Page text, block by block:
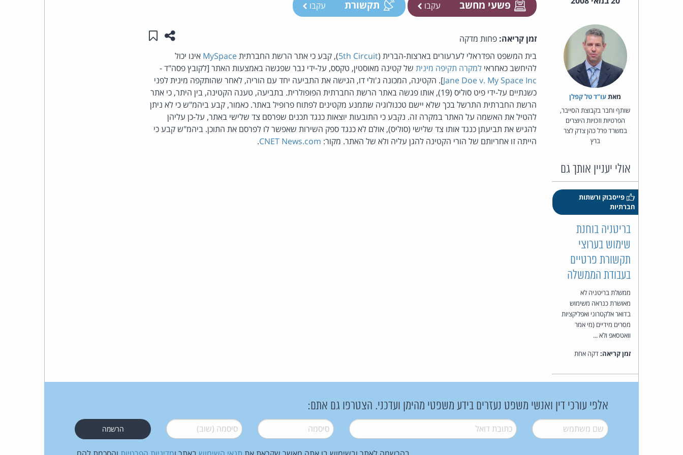
פשעי מחשב עקבו תקשורת עקבו
מאת‏עו"ד טל קפלן
שותף וחבר בקבוצת הסייבר,
הפרטיות וזכויות היוצרים
במשרד פרל כהן צדק לצר
ברץ
אולי יעניין אותך גם
פייסבוק ורשתות
חברתיות
בריטניה בוחנת
שימוש בערוצי
תקשורת פרטיים
בעבודת הממשלה
ממשלת בריטניה לא
מאושרת כנראה משימוש
בדואר אלקטרוני ואפליקציות
מסרים מידיים (מי אמר
וואטסאפ ולא ...
זמן קריאה:דקה אחת
זמן קריאה: פחות מדקה שתפו עמוד זה
שמור ב"תכנים שלי"
בית המשפט הפדראלי לערעורים בארצות-הברית (5th Circuit), קבע כי אתר הרשת החברתיתMySpace אינו יכול
להיחשב כאחראי למקרה תקיפה מיניתשל קטינה מאוסטין, טקסס, על-ידי גבר שפגשה באמצעות האתר [לקובץ פסה"ד -
Jane Doe v. My Space Inc]. הקטינה, המכונה ג'ולי דו, הגישה את התביעה יחד עם הוריה, לאחר שהותקפה מינית לפני
כשנתיים על-ידי פיט סוליס (19), אותו פגשה באתר הרשת החברתית הפופולרית. בתביעה, טענה הקטינה, בין היתר, כי אתר
הרשת החברתית התרשל בכך שלא יישם טכנולוגיה שתמנע מקטינים לפתוח פרופיל באתר. כאמור, קבע ביהמ"ש כי לא ניתן
להטיל את האשמה על האתר במקרה זה. נקבע כי התובעות יוצאות כנגד תכנים שפרסם צד שלישי באתר, על-כן עליהן
להגיש את תביעתן כנגד אותו צד שלישי (סוליס), אולם לא כנגד ספק השירות שאפשר לו לפרסם את התוכן. ביהמ"ש קבע כי
הייתה זו אחריותם של הורי הקטינה להגן עליה ולא של האתר. מקור: CNET News.com
.
אלפי עורכי דין ואנשי משפט נעזרים בידע משפטי מהימן ועדכני. הצטרפו גם אתם:
שם משתמש* דואל* סיסמה* סיסמה (שוב)*